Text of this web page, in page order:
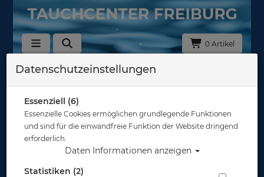
0 Artikel
Datenschutz
Datenschutzerklärung
1) Einleitung und
Kontaktdaten des
Verantwortlichen
Datenschutzeinstellungen
Essenziell (6)
Essenzielle Cookies ermöglichen grundlegende Funktionen
und sind für die einwandfreie Funktion der Website dringend
erforderlich.
Daten Informationen anzeigen
Statistiken (2)